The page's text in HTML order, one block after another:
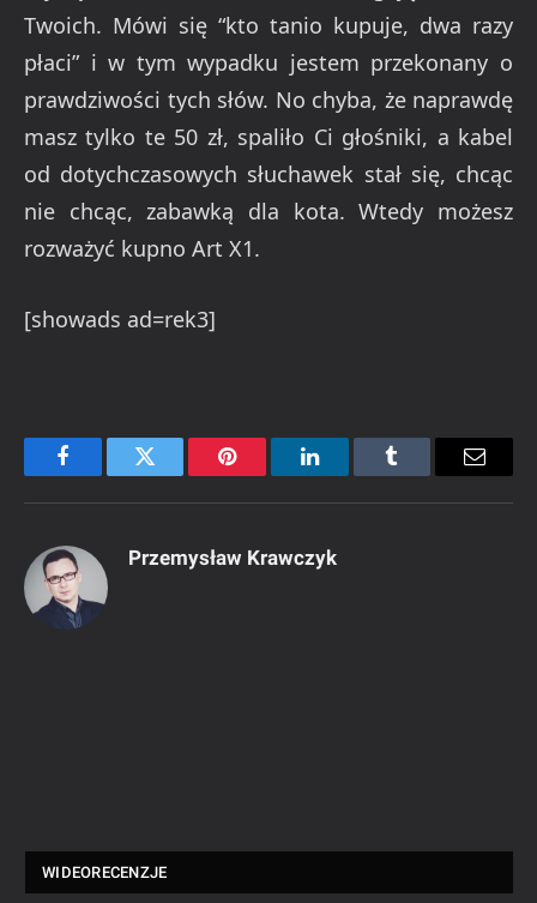
Twoich. Mówi się “kto tanio kupuje, dwa razy
płaci” i w tym wypadku jestem przekonany o
prawdziwości tych słów. No chyba, że naprawdę
masz tylko te 50 zł, spaliło Ci głośniki, a kabel
od dotychczasowych słuchawek stał się, chcąc
nie chcąc, zabawką dla kota. Wtedy możesz
rozważyć kupno Art X1.
[showads ad=rek3]
FacebookTwitter Pinterest LinkedInTumblr Email
Przemysław Krawczyk
WIDEORECENZJE